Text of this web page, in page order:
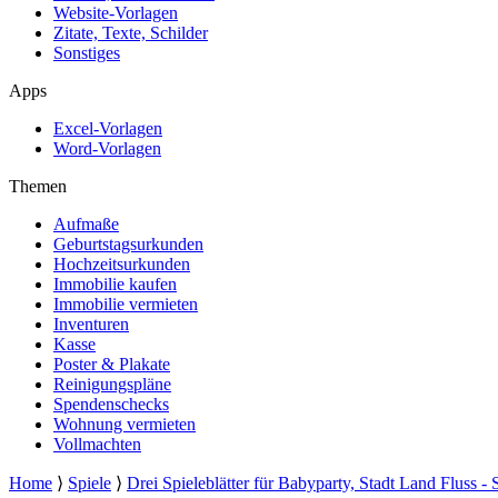
Website-Vorlagen
Zitate, Texte, Schilder
Sonstiges
Apps
Excel-Vorlagen
Word-Vorlagen
Themen
Aufmaße
Geburtstagsurkunden
Hochzeitsurkunden
Immobilie kaufen
Immobilie vermieten
Inventuren
Kasse
Poster & Plakate
Reinigungspläne
Spendenschecks
Wohnung vermieten
Vollmachten
Home ⟩ Spiele ⟩ Drei Spieleblätter für Babyparty, Stadt Land Fluss -